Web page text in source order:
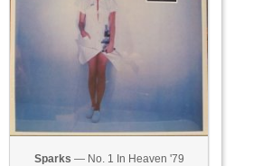
Sparks — No. 1 In Heaven '79